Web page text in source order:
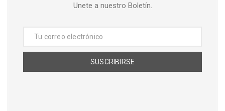
Unete a nuestro Boletín.